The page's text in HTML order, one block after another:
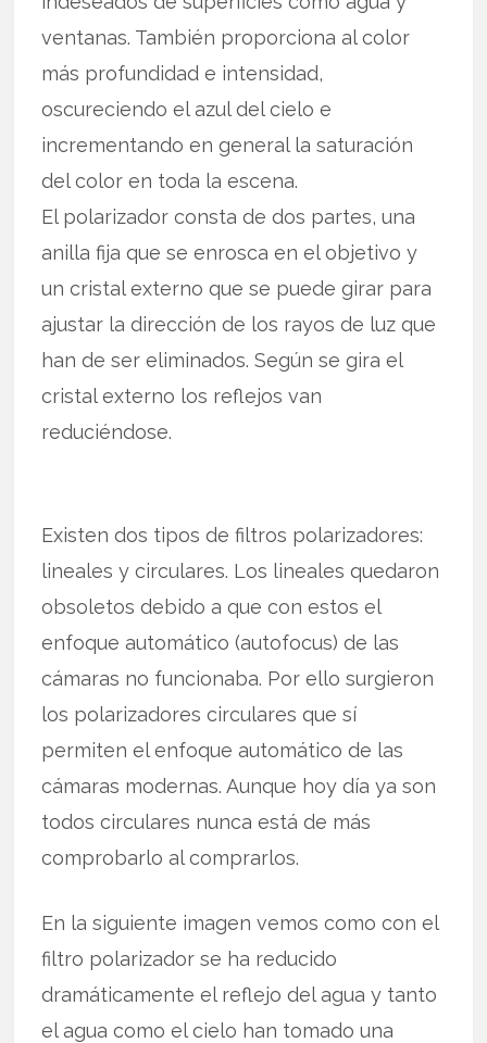
ventanas. También proporciona al color
más profundidad e intensidad,
oscureciendo el azul del cielo e
incrementando en general la saturación
del color en toda la escena.
El polarizador consta de dos partes, una
anilla fija que se enrosca en el objetivo y
un cristal externo que se puede girar para
ajustar la dirección de los rayos de luz que
han de ser eliminados. Según se gira el
cristal externo los reflejos van
reduciéndose.
Existen dos tipos de filtros polarizadores:
lineales y circulares. Los lineales quedaron
obsoletos debido a que con estos el
enfoque automático (autofocus) de las
cámaras no funcionaba. Por ello surgieron
los polarizadores circulares que sí
permiten el enfoque automático de las
cámaras modernas. Aunque hoy día ya son
todos circulares nunca está de más
comprobarlo al comprarlos.
En la siguiente imagen vemos como con el
filtro polarizador se ha reducido
dramáticamente el reflejo del agua y tanto
el agua como el cielo han tomado una